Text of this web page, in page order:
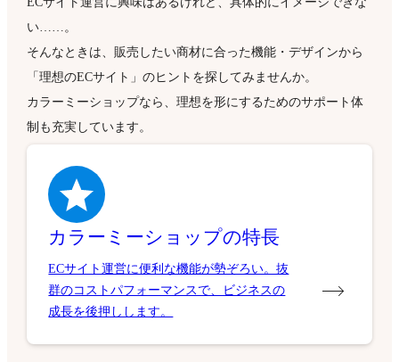
い……。
そんなときは、販売したい商材に合った機能・デザインから
「理想のECサイト」のヒントを探してみませんか。
カラーミーショップなら、理想を形にするためのサポート体
制も充実しています。
カラーミーショップの特長
ECサイト運営に便利な機能が勢ぞろい。抜
群のコストパフォーマンスで、ビジネスの
成長を後押しします。